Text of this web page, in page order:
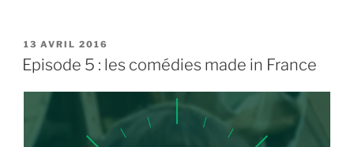
EMBED
PUBLIÉ
LE
13 AVRIL 2016
Episode 5 : les comédies made in France